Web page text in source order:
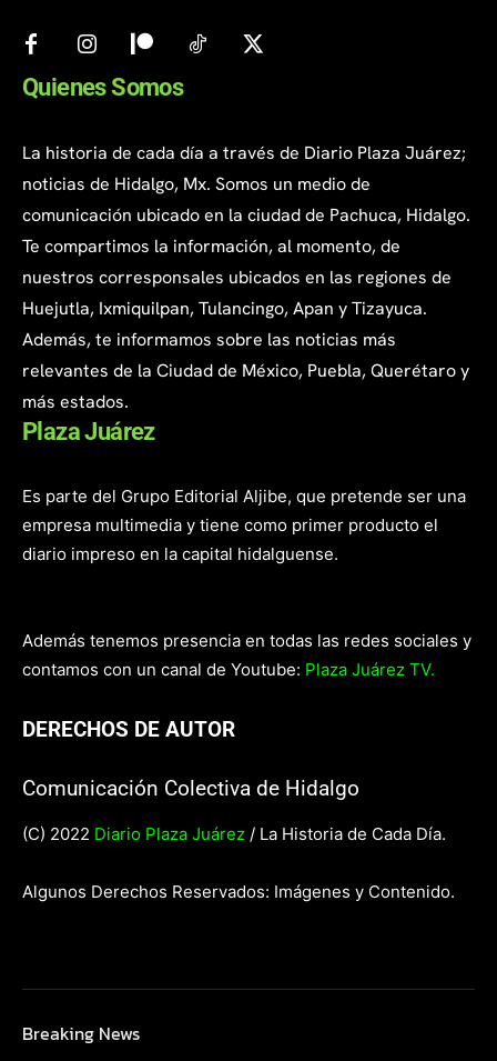
Quienes Somos
La historia de cada día a través de Diario Plaza Juárez;
noticias de Hidalgo, Mx. Somos un medio de
comunicación ubicado en la ciudad de Pachuca, Hidalgo.
Te compartimos la información, al momento, de
nuestros corresponsales ubicados en las regiones de
Huejutla, Ixmiquilpan, Tulancingo, Apan y Tizayuca.
Además, te informamos sobre las noticias más
relevantes de la Ciudad de México, Puebla, Querétaro y
más estados.
Plaza Juárez
Es parte del Grupo Editorial Aljibe, que pretende ser una
empresa multimedia y tiene como primer producto el
diario impreso en la capital hidalguense.
Además tenemos presencia en todas las redes sociales y
contamos con un canal de Youtube: Plaza Juárez TV.
DERECHOS DE AUTOR
Comunicación Colectiva de Hidalgo
(C) 2022 Diario Plaza Juárez / La Historia de Cada Día.
Algunos Derechos Reservados: Imágenes y Contenido.
Breaking News